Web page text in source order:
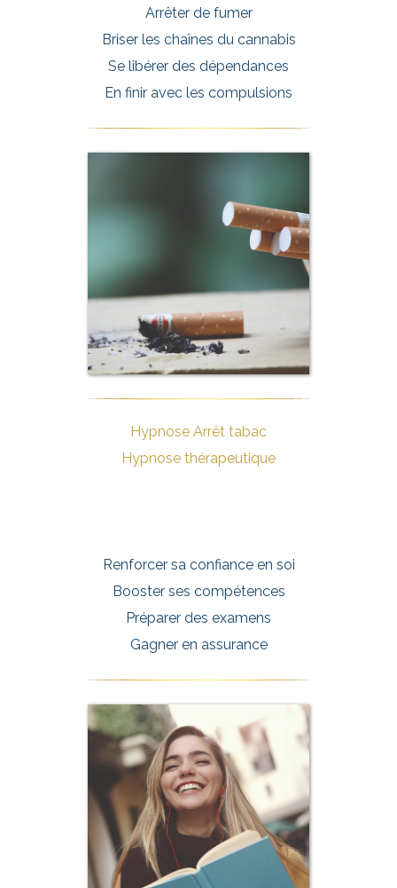
Arrêter de fumer
Briser les chaînes du cannabis
Se libérer des dépendances
En finir avec les compulsions
Hypnose Arrêt tabac
Hypnose thérapeutique
Renforcer sa confiance en soi
Booster ses compétences
Préparer des examens
Gagner en assurance